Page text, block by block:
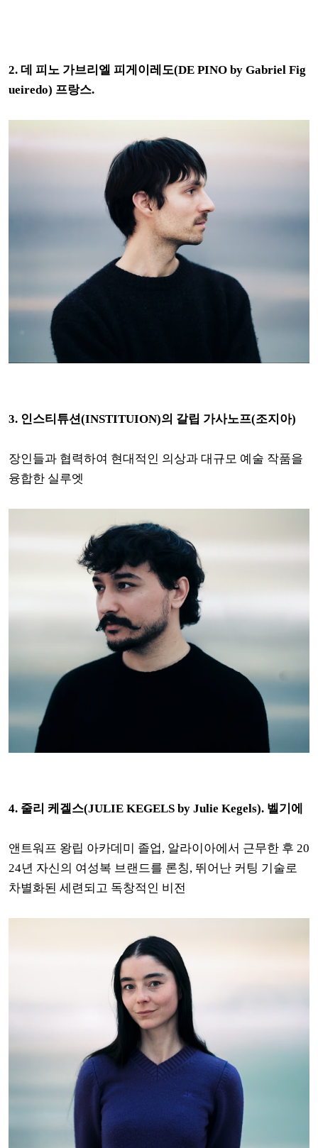
2. 데 피노 가브리엘 피게이레도(DE PINO by Gabriel Fig
ueiredo) 프랑스.
3. 인스티튜션(INSTITUION)의 갈립 가사노프(조지아)
장인들과 협력하여 현대적인 의상과 대규모 예술 작품을
융합한 실루엣
4. 줄리 케겔스(JULIE KEGELS by Julie Kegels). 벨기에
앤트워프 왕립 아카데미 졸업, 알라이아에서 근무한 후 20
24년 자신의 여성복 브랜드를 론칭, 뛰어난 커팅 기술로
차별화된 세련되고 독창적인 비전